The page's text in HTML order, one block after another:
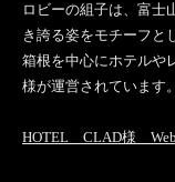
ロビーの組子は、富士
き誇る姿をモチーフと
箱根を中心にホテルや
様が運営されています。
HOTEL CLAD様 Web